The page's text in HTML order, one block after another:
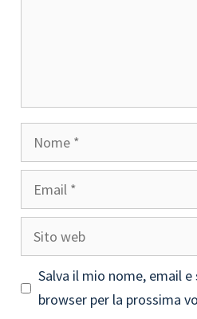
Nome
Email
Sito
web
Salva il mio nome, email
browser per la prossima